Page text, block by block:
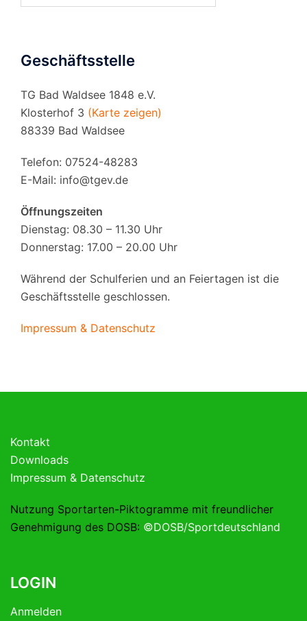
Geschäftsstelle
TG Bad Waldsee 1848 e.V.
Klosterhof 3 (Karte zeigen)
88339 Bad Waldsee
Telefon: 07524-48283
E-Mail: info@tgev.de
Öffnungszeiten
Dienstag: 08.30 – 11.30 Uhr
Donnerstag: 17.00 – 20.00 Uhr
Während der Schulferien und an Feiertagen ist die
Geschäftsstelle geschlossen.
Impressum & Datenschutz
Kontakt
Downloads
Impressum & Datenschutz
Nutzung Sportarten-Piktogramme mit freundlicher
Genehmigung des DOSB: ©DOSB/Sportdeutschland
LOGIN
Anmelden